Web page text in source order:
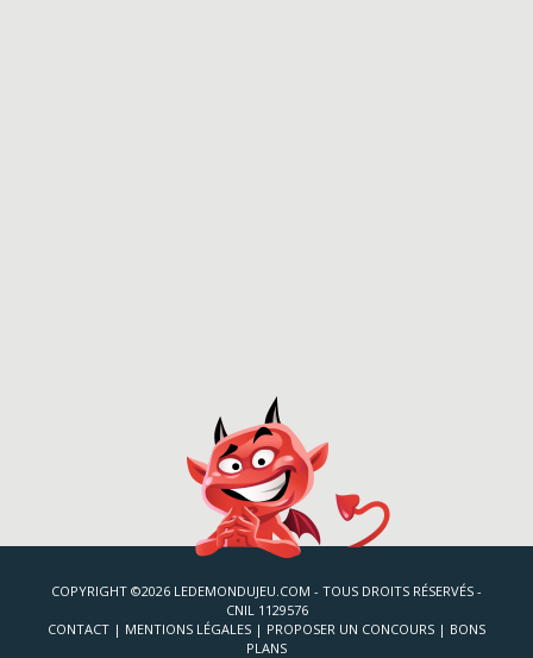
COPYRIGHT ©2026 LEDEMONDUJEU.COM - TOUS DROITS RÉSERVÉS -
CNIL 1129576
CONTACT | MENTIONS LÉGALES | PROPOSER UN CONCOURS | BONS
PLANS